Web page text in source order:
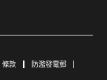
條款 防濫發電郵